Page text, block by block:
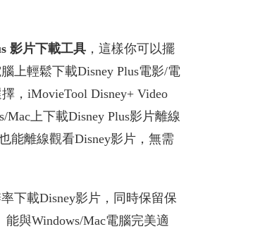
影片下載工具 ，這樣你可以擺
上輕鬆下載Disney Plus電影/電
，iMovieTool Disney+ Video
上下載Disney Plus影片離線
能離線觀看Disney影片，無需
下載Disney影片，同時保留保
與Windows/Mac電腦完美適